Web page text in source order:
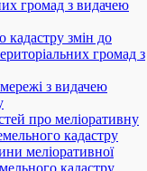
громад з видачею
змін до
громад з
з видачею
про меліоративну
кадастру
меліоративної
кадастру